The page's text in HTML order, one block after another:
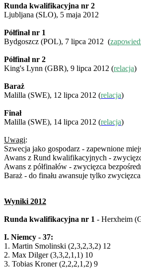
Runda kwalifikacyjna nr 2
Ljubljana (SLO), 5 maja 2012
Półfinał nr 1
Bydgoszcz (POL), 7 lipca 2012 (
Półfinał nr 2
King's Lynn (GBR), 9 lipca 2012 (relacja)
Baraż
Malilla (SWE), 12 lipca 2012 (relacja)
Finał
Malilla (SWE), 14 lipca 2012 (relacja)
Uwagi:
Szwecja jako gospodarz - zapewnione
Awans z Rund kwalifikacyjnych -
Awans z półfinałów - zwycięzca
Baraż - do finału awansuje tylko
Wyniki 2012
Runda kwalifikacyjna nr 1 - Herxheim
I. Niemcy - 37:
1. Martin Smolinski (2,3,2,3,2) 12
2. Max Dilger (3,3,2,1,1) 10
3. Tobias Kroner (2,2,2,1,2) 9